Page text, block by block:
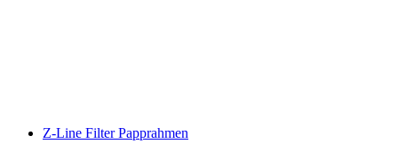
Z-Line Filter Papprahmen